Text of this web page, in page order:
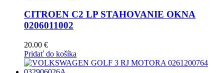
CITROEN C2 LP STAHOVANIE OKNA
0206011002
20.00 €
Pridať do košíka